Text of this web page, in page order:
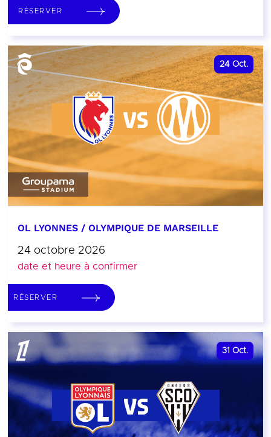
RÉSERVER
24 Oct.
OL LYONNES / OLYMPIQUE DE MARSEILLE
24 octobre 2026
date et heure à confirmer
RÉSERVER
31 Oct.